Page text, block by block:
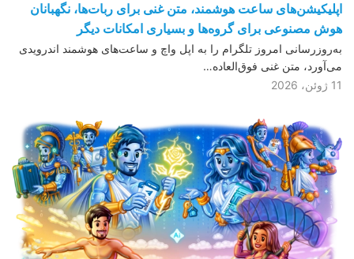
اپلیکیشن‌های ساعت هوشمند، متن غنی برای ربات‌ها، نگهبانان
هوش مصنوعی برای گروه‌ها و بسیاری امکانات دیگر
به‌روزرسانی امروز تلگرام را به اپل واچ و ساعت‌های هوشمند اندرویدی
می‌آورد، متن غنی فوق‌العاده…
11 ژوئن، 2026